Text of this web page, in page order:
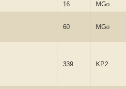
16 MGo
60 MGo
339 KP2